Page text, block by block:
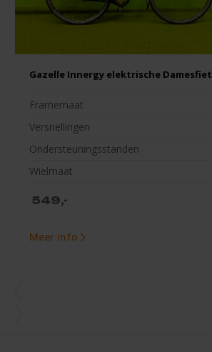
Gazelle Innergy elektrische
Framemaat
Versnellingen
Ondersteuningsstanden
Wielmaat
549,-
Meer info